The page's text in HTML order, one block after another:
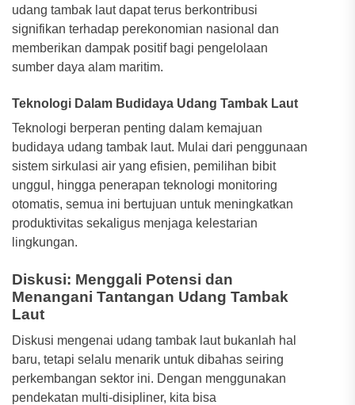
udang tambak laut dapat terus berkontribusi
signifikan terhadap perekonomian nasional dan
memberikan dampak positif bagi pengelolaan
sumber daya alam maritim.
Teknologi Dalam Budidaya Udang Tambak Laut
Teknologi berperan penting dalam kemajuan
budidaya udang tambak laut. Mulai dari penggunaan
sistem sirkulasi air yang efisien, pemilihan bibit
unggul, hingga penerapan teknologi monitoring
otomatis, semua ini bertujuan untuk meningkatkan
produktivitas sekaligus menjaga kelestarian
lingkungan.
Diskusi: Menggali Potensi dan
Menangani Tantangan Udang Tambak
Laut
Diskusi mengenai udang tambak laut bukanlah hal
baru, tetapi selalu menarik untuk dibahas seiring
perkembangan sektor ini. Dengan menggunakan
pendekatan multi-disipliner, kita bisa